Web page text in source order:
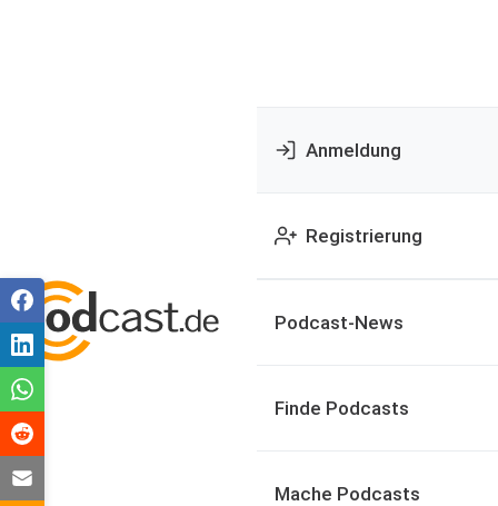
Anmeldung
Registrierung
Podcast-News
Finde Podcasts
Mache Podcasts